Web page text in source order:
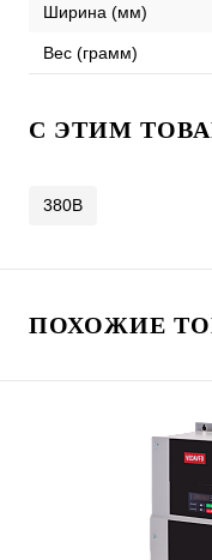
Ширина (мм)
Вес (грамм)
C ЭТИМ
380В
ПОХОЖИЕ